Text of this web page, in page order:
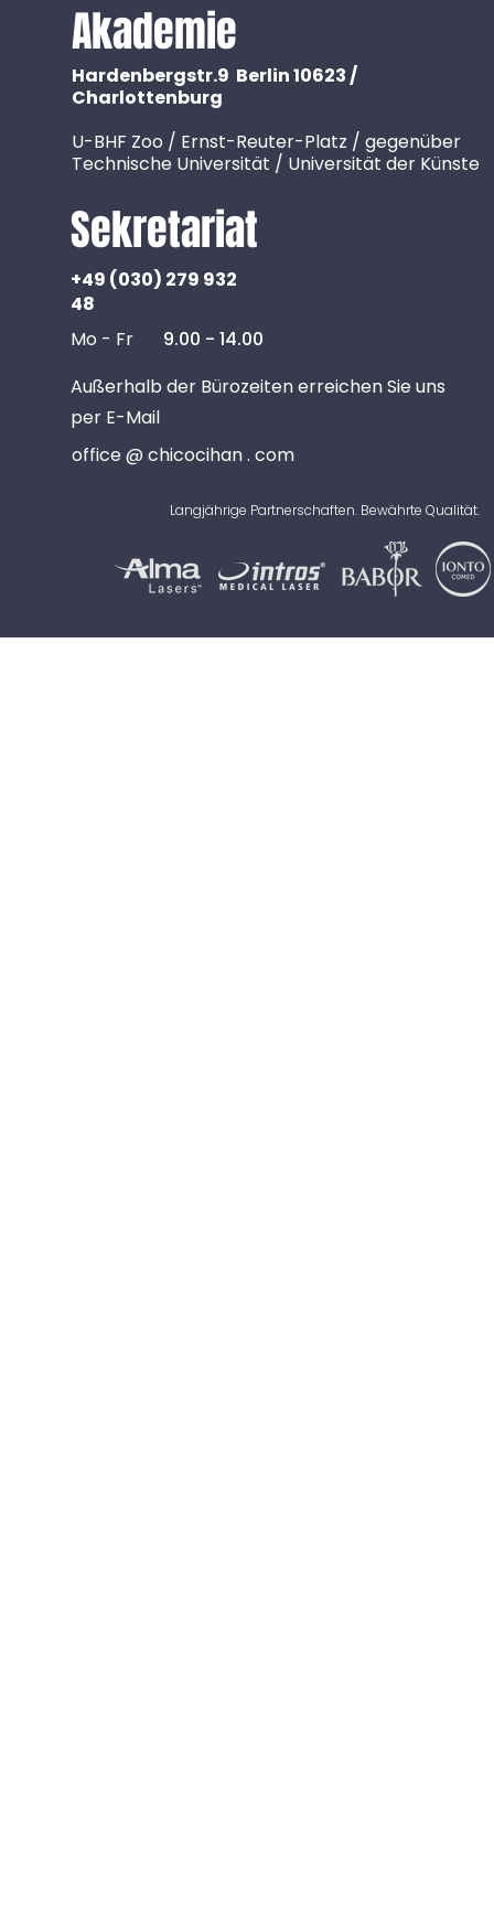
Akademie
Hardenbergstr.9 Berlin 10623 /
Charlottenburg
U-BHF Zoo / Ernst-Reuter-Platz / gegenüber
Technische Universität / Universität der Künste
Sekretariat
+49 (030) 279 932
48
9.00 - 14.00
Mo - Fr
Außerhalb der Bürozeiten erreichen Sie uns
per E-Mail
office @ chicocihan . com
Langjährige Partnerschaften. Bewährte Qualität.